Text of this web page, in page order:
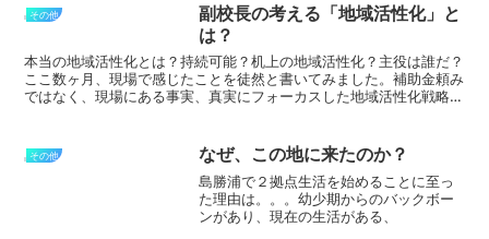
その他
副校長の考える「地域活性化」と
は？
本当の地域活性化とは？持続可能？机上の地域活性化？主役は誰だ？
ここ数ヶ月、現場で感じたことを徒然と書いてみました。補助金頼み
ではなく、現場にある事実、真実にフォーカスした地域活性化戦略が
その他 なぜ、この地に来たのか？
島勝浦で２拠点生活を始めることに至っ
た理由は。。。幼少期からのバックボー
ンがあり、現在の生活がある、